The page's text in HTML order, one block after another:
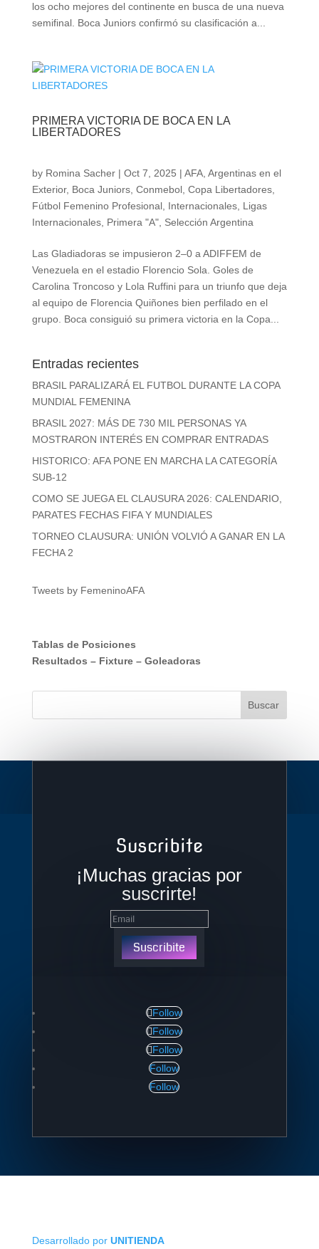
los ocho mejores del continente en busca de una nueva
semifinal. Boca Juniors confirmó su clasificación a...
PRIMERA VICTORIA DE BOCA EN LA
LIBERTADORES
by Romina Sacher| Oct 7, 2025 | AFA, Argentinas en el
Exterior, Boca Juniors, Conmebol, Copa Libertadores,
Fútbol Femenino Profesional, Internacionales, Ligas
Internacionales, Primera "A", Selección Argentina
Las Gladiadoras se impusieron 2–0 a ADIFFEM de
Venezuela en el estadio Florencio Sola. Goles de
Carolina Troncoso y Lola Ruffini para un triunfo que deja
al equipo de Florencia Quiñones bien perfilado en el
grupo. Boca consiguió su primera victoria en la Copa...
Entradas recientes
BRASIL PARALIZARÁ EL FUTBOL DURANTE LA COPA
MUNDIAL FEMENINA
BRASIL 2027: MÁS DE 730 MIL PERSONAS YA
MOSTRARON INTERÉS EN COMPRAR ENTRADAS
HISTORICO: AFA PONE EN MARCHA LA CATEGORÍA
SUB-12
COMO SE JUEGA EL CLAUSURA 2026: CALENDARIO,
PARATES FECHAS FIFA Y MUNDIALES
TORNEO CLAUSURA: UNIÓN VOLVIÓ A GANAR EN LA
FECHA 2
Tweets by FemeninoAFA
Tablas de Posiciones
Resultados – Fixture– Goleadoras
Suscribite
¡Muchas gracias por
suscrirte!
Suscribite
Follow
Follow
Follow
Follow
Follow
Desarrollado por UNITIENDA